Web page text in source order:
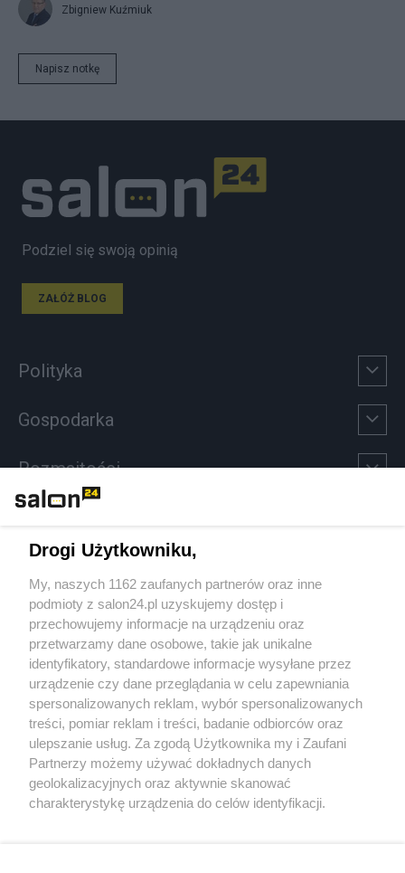
Zbigniew Kuźmiuk
Napisz notkę
Podziel się swoją opinią
ZAŁÓŻ BLOG
Polityka
Gospodarka
Rozmaitości
Sport
Społeczeństwo
Kultura
X Facebook Instagram Youtube
Drogi Użytkowniku,
My, naszych 1162 zaufanych partnerów oraz inne
podmioty z salon24.pl uzyskujemy dostęp i
przechowujemy informacje na urządzeniu oraz
przetwarzamy dane osobowe, takie jak unikalne
identyfikatory, standardowe informacje wysyłane przez
urządzenie czy dane przeglądania w celu zapewniania
spersonalizowanych reklam, wybór spersonalizowanych
treści, pomiar reklam i treści, badanie odbiorców oraz
ulepszanie usług. Za zgodą Użytkownika my i Zaufani
Partnerzy możemy używać dokładnych danych
geolokalizacyjnych oraz aktywnie skanować
charakterystykę urządzenia do celów identyfikacji.